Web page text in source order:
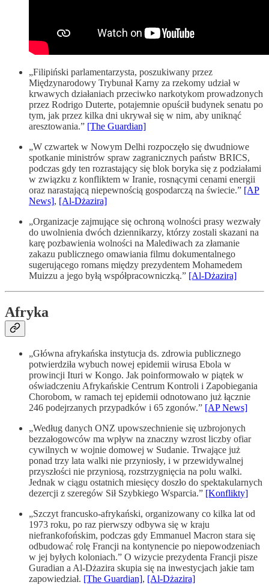
„Filipiński parlamentarzysta, poszukiwany przez
Międzynarodowy Trybunał Karny za rzekomy udział w
krwawych działaniach przeciwko narkotykom prowadzonych
przez Rodrigo Duterte, potajemnie opuścił budynek senatu po
tym, jak przez kilka dni ukrywał się w nim, aby uniknąć
aresztowania.” [The Guardian]
„W czwartek w Nowym Delhi rozpoczęło się dwudniowe
spotkanie ministrów spraw zagranicznych państw BRICS,
podczas gdy ten rozrastający się blok boryka się z podziałami
w związku z konfliktem w Iranie, rosnącymi cenami energii
oraz narastającą niepewnością gospodarczą na świecie.” [AP
News], [Al-Dżazira]
„Organizacje zajmujące się ochroną wolności prasy wezwały
do uwolnienia dwóch dziennikarzy, którzy zostali skazani na
karę pozbawienia wolności na Malediwach za złamanie
zakazu publicznego omawiania filmu dokumentalnego
sugerującego romans między prezydentem Mohamedem
Muizzu a jego byłą współpracowniczką.” [Al-Dżazira]
Afryka
„Główna afrykańska instytucja ds. zdrowia publicznego
potwierdziła wybuch nowej epidemii wirusa Ebola w
prowincji Ituri w Kongo. Jak poinformowało w piątek w
oświadczeniu Afrykańskie Centrum Kontroli i Zapobiegania
Chorobom, w ramach tej epidemii odnotowano już łącznie
246 podejrzanych przypadków i 65 zgonów.” [AP News]
„Według danych ONZ upowszechnienie się uzbrojonych
bezzałogowców ma wpływ na znaczny wzrost liczby ofiar
cywilnych w wojnie domowej w Sudanie. Trwające już
ponad trzy lata walki nie przyniosły, i w przewidywalnej
przyszłości nie przyniosą, rozstrzygnięcia na polu walki.
Jednak w ciągu ostatnich miesięcy doszło do spektakularnych
dezercji z szeregów Sił Szybkiego Wsparcia.” [Konflikty]
„Szczyt francusko-afrykański, organizowany co kilka lat od
1973 roku, po raz pierwszy odbywa się w kraju
niefrankofońskim, podczas gdy Emmanuel Macron stara się
odbudować rolę Francji na kontynencie po niepowodzeniach
w jej byłych koloniach.” O wizycie prezydenta Francji pisze
Guradian a Al-Dżazira skupia się na inwestycjach jakie tam
zapowiedział. [The Guardian], [Al-Dżazira]